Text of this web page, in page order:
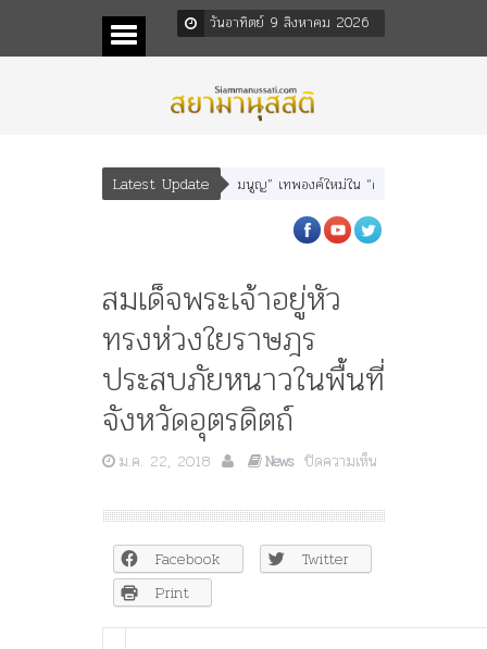
วันอาทิตย์ 9 สิงหาคม 2026
Latest Update
” “อรุณเทพบุตร” และ “เทพีรัฐธรรมนูญ” เทพองค์ใหม่ใน “ศิลปะคณะราษฎร”
สมเด็จพระเจ้าอยู่หัว
ทรงห่วงใยราษฎร
ประสบภัยหนาวในพื้นที่
จังหวัดอุตรดิตถ์
ม.ค. 22, 2018 News ปิดความเห็น
สมเด็จ
พระเจ้าอยู่หัว
ทรง
ห่วงใย
ราษฎร
ประสบ
ภัย
Facebook
Twitter
Print